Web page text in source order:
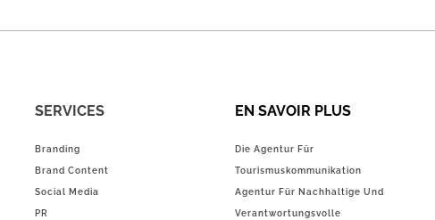
SERVICES
Branding
Brand Content
Social Media
PR
EN SAVOIR PLUS
Die Agentur Für
Tourismuskommunikation
Agentur Für Nachhaltige Und
Verantwortungsvolle